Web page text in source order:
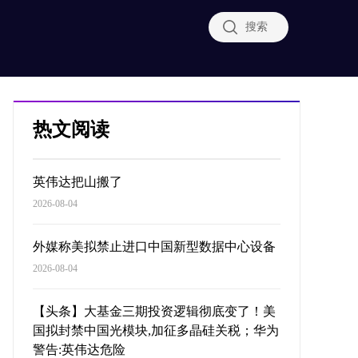
搜索
热文阅读
英伟达把山搬了
2026-08-04
外媒称美拟禁止进口中国新型数据中心设备
2026-08-04
【头条】大基金三期投资逻辑彻底变了！美
国拟封禁中国光模块,加征多晶硅关税；华为
警告:英伟达危险